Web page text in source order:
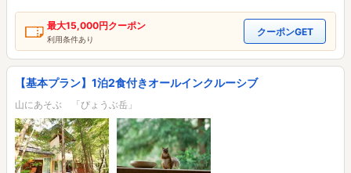
最大15,000円クーポン
利用条件あり
クーポンGET
【基本プラン】1泊2食付きオールインクルーシブ
山にあそぶ 「びょうぶ岳」